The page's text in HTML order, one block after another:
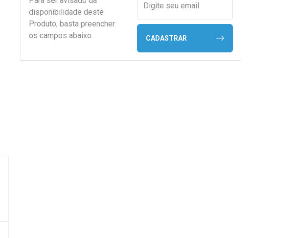
disponibilidade deste
Produto, basta preencher
os campos abaixo.
Digite seu email
CADASTRAR